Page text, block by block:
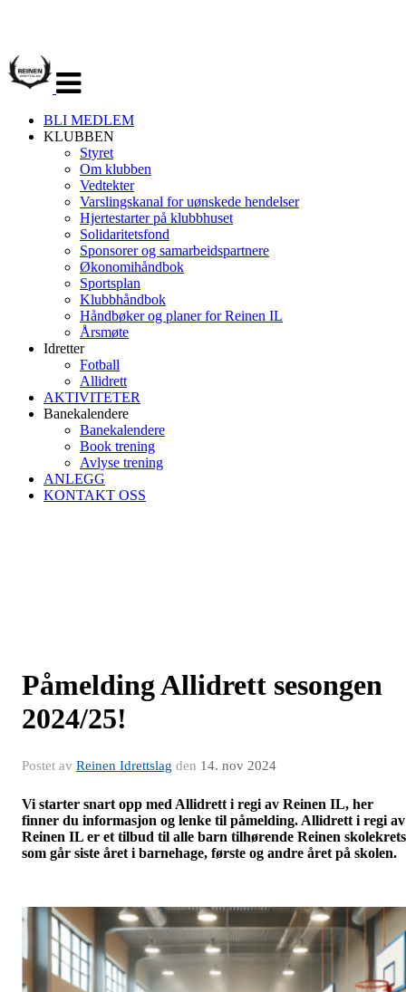
navigasjon
BLI MEDLEM
KLUBBEN
Styret
Om klubben
Vedtekter
Varslingskanal for uønskede hendelser
Hjertestarter på klubbhuset
Solidaritetsfond
Sponsorer og samarbeidspartnere
Økonomihåndbok
Sportsplan
Klubbhåndbok
Håndbøker og planer for Reinen IL
Årsmøte
Idretter
Fotball
Allidrett
AKTIVITETER
Banekalendere
Banekalendere
Book trening
Avlyse trening
ANLEGG
KONTAKT OSS
Påmelding Allidrett sesongen
2024/25!
Postet av Reinen Idrettslag den 14. nov 2024
Vi starter snart opp med Allidrett i regi av Reinen IL, her
finner du informasjon og lenke til påmelding. Allidrett i regi av
Reinen IL er et tilbud til alle barn tilhørende Reinen
som går siste året i barnehage, første og andre året på skolen.